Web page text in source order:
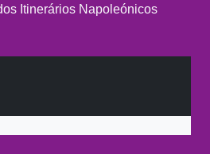
Itinerários Napoleónicos